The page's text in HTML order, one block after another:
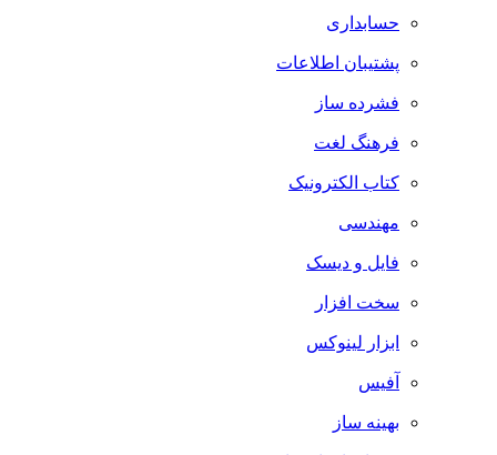
حسابداری
پشتیبان اطلاعات
فشرده ساز
فرهنگ لغت
کتاب الکترونیک
مهندسی
فایل و دیسک
سخت افزار
ابزار لینوکس
آفیس
بهینه ساز